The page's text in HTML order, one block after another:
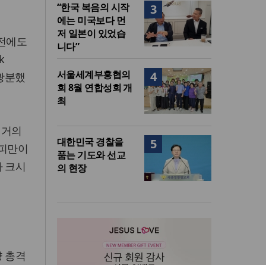
에도
분했
의
만이
크시
총격
3
“한국 복음의 시작
에는 미국보다 먼
저 일본이 있었습
니다”
4
서울세계부흥협의
회 8월 연합성회 개
최
5
대한민국 경찰을
품는 기도와 선교
의 현장